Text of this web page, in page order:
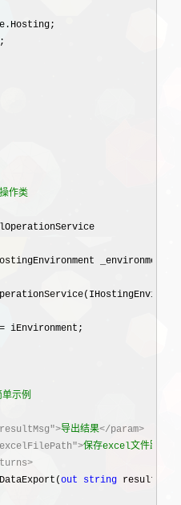
作类
_environment;
= iEnvironment;
示例
导出结果</param>
保存excel文件路径
out string